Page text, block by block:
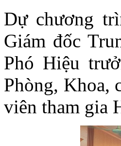
Dự chương
Giám đốc
Phó Hiệu
Phòng, Khoa,
viên tham gia